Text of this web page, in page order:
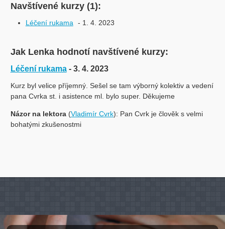
Navštívené kurzy (1):
Léčení rukama - 1. 4. 2023
Jak Lenka hodnotí navštívené kurzy:
Léčení rukama - 3. 4. 2023
Kurz byl velice příjemný. Sešel se tam výborný kolektiv a vedení
pana Cvrka st. i asistence ml. bylo super. Děkujeme
Názor na lektora(Vladimír Cvrk): Pan Cvrk je člověk s velmi
bohatými zkušenostmi